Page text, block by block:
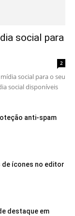
social para
2
social para o seu
social disponíveis
anti-spam
ícones no editor
destaque em